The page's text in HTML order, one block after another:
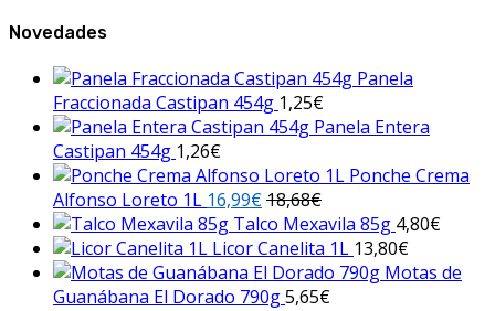
Novedades
Panela
Fraccionada Castipan 454g 1,25€
Panela Entera
Castipan 454g 1,26€
Ponche Crema
Alfonso Loreto 1L 16,99€18,68€
Talco Mexavila 85g 4,80€
Licor Canelita 1L 13,80€
Motas de
Guanábana El Dorado 790g5,65€